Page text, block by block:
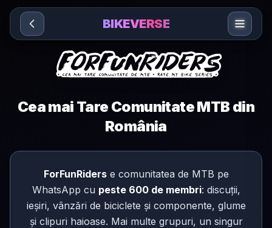
Sari la conținut
BIKEVERSE
Cea mai Tare Comunitate MTB din
România
ForFunRiderse comunitatea de MTB pe
WhatsApp cu peste 600 de membri: discuții,
ieșiri, vânzări de biciclete și componente, glume
și clipuri haioase. Mai multe grupuri, un singur